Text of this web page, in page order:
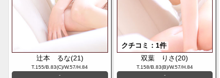
辻本 るな(21)
T.155/B.83(C)/W.57/H.84
-
クチコミ：1件
双葉 りさ(20)
T.158/B.83(B)/W.57/H.84
-